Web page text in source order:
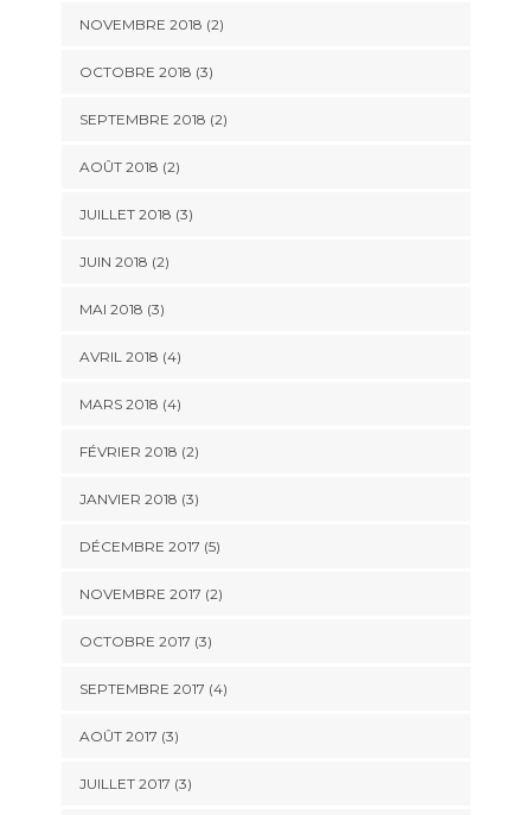
NOVEMBRE 2018 (2)
OCTOBRE 2018 (3)
SEPTEMBRE 2018 (2)
AOÛT 2018 (2)
JUILLET 2018 (3)
JUIN 2018 (2)
MAI 2018 (3)
AVRIL 2018 (4)
MARS 2018 (4)
FÉVRIER 2018 (2)
JANVIER 2018 (3)
DÉCEMBRE 2017 (5)
NOVEMBRE 2017 (2)
OCTOBRE 2017 (3)
SEPTEMBRE 2017 (4)
AOÛT 2017 (3)
JUILLET 2017 (3)